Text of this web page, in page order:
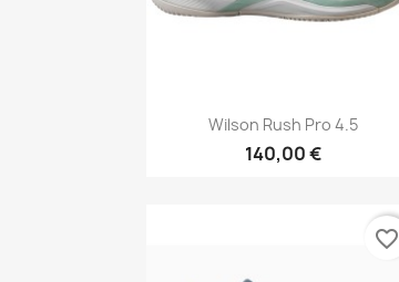
Aperçu rapide
Wilson Rush Pro 4.5
140,00 €
favorite_border